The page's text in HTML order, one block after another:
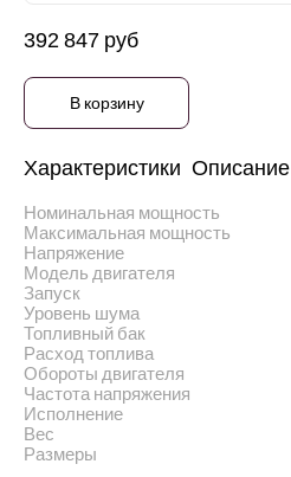
392 847 руб
В корзину
Характеристики Описание
Номинальная мощность
Максимальная мощность
Напряжение
Модель двигателя
Запуск
Уровень шума
Топливный бак
Расход топлива
Обороты двигателя
Частота напряжения
Исполнение
Вес
Размеры